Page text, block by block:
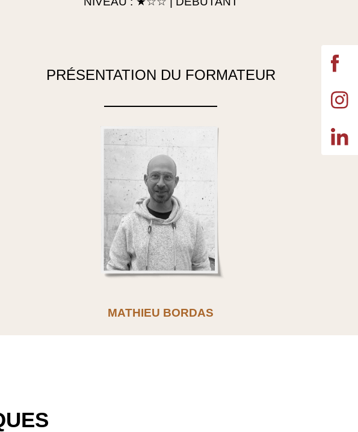
PRÉSENTATION DU FORMATEUR
MATHIEU BORDAS